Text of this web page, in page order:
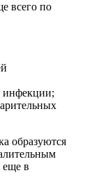
всего по
инфекции;
образуются
еще в